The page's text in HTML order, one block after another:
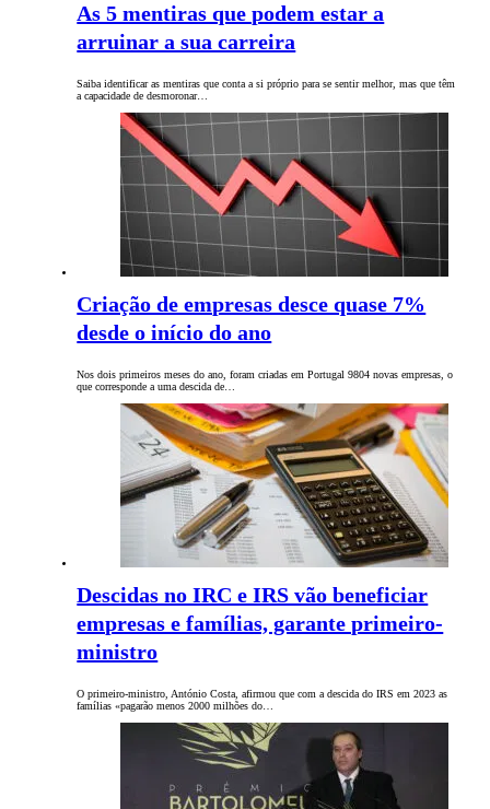
As 5 mentiras que podem estar a
arruinar a sua carreira
Saiba identificar as mentiras que conta a si próprio para se sentir melhor, mas que têm
a capacidade de desmoronar…
Criação de empresas desce quase 7%
desde o início do ano
Nos dois primeiros meses do ano, foram criadas em Portugal 9804 novas empresas, o
que corresponde a uma descida de…
Descidas no IRC e IRS vão beneficiar
empresas e famílias, garante primeiro-
ministro
O primeiro-ministro, António Costa, afirmou que com a descida do IRS em 2023 as
famílias «pagarão menos 2000 milhões do…